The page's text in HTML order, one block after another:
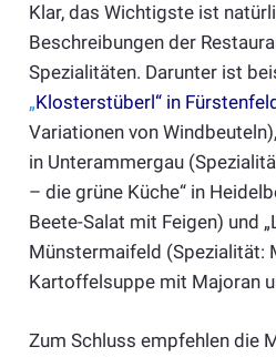
Klar, das Wichtigste ist
Beschreibungen der
Spezialitäten. Darunter ist
„Klosterstüberl“ in
Variationen von
in Unterammergau
– die grüne Küche“ in
Beete-Salat mit Feigen) und
Münstermaifeld (Spezialität:
Kartoffelsuppe mit Majoran
Zum Schluss empfehlen die